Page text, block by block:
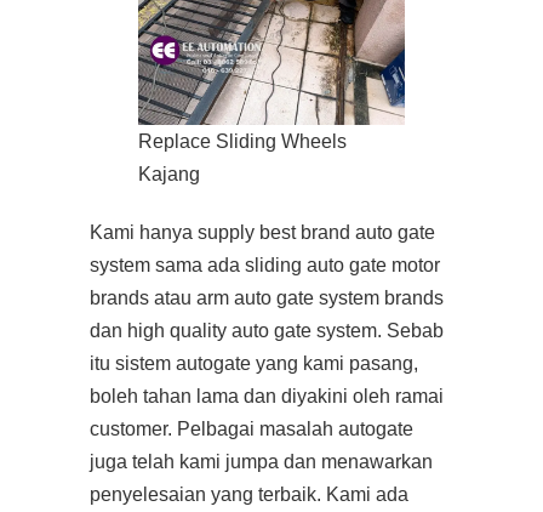
Replace Sliding Wheels
Kajang
Kami hanya supply best brand auto gate
system sama ada sliding auto gate motor
brands atau arm auto gate system brands
dan high quality auto gate system. Sebab
itu sistem autogate yang kami pasang,
boleh tahan lama dan diyakini oleh ramai
customer. Pelbagai masalah autogate
juga telah kami jumpa dan menawarkan
penyelesaian yang terbaik. Kami ada